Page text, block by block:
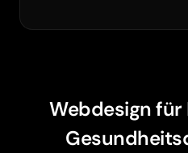
Webdesign für
Barrierefreiheit